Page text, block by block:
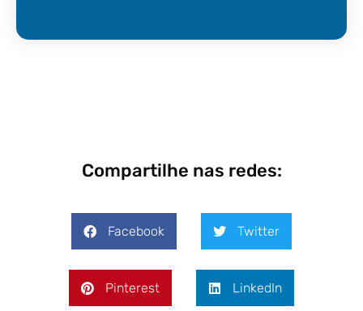
Compartilhe nas redes:
Facebook Twitter
Pinterest LinkedIn